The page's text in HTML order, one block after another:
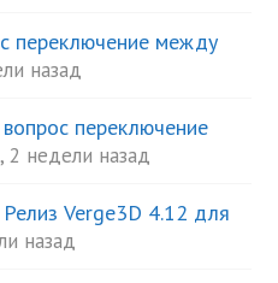
переключение между
назад
вопрос переключение
2 недели назад
Релиз Verge3D 4.12 для
назад